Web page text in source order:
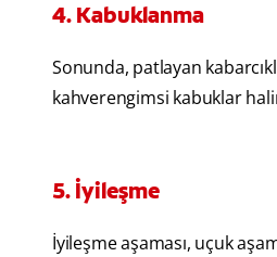
4. Kabuklanma
Sonunda, patlayan
kahverengimsi kabuklar
5. İyileşme
İyileşme aşaması, uçuk